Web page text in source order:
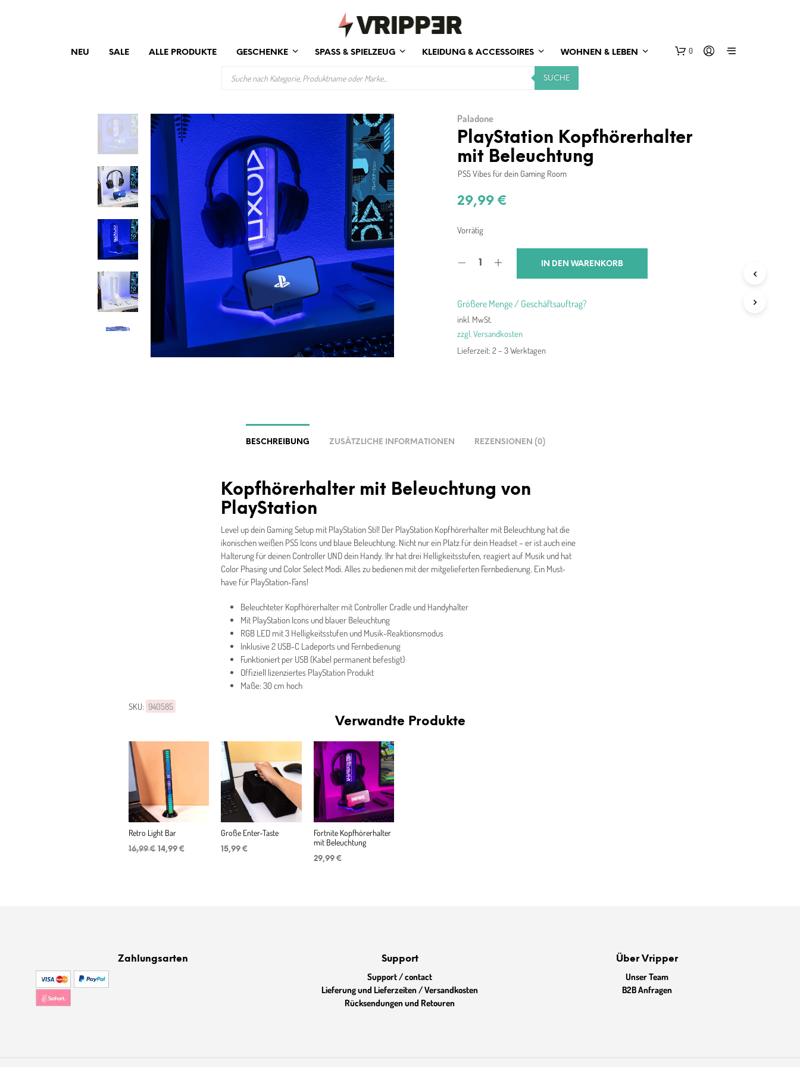
NEU SALE ALLE PRODUKTE GESCHENKE SPASS & SPIELZEUG KLEIDUNG & ACCESSOIRES WOHNEN & LEBEN 0
SUCHE
Paladone
PlayStation Kopfhörerhalter
mit Beleuchtung
PS5 Vibes für dein Gaming Room
29,99€
Vorrätig
IN DEN WARENKORB
Größere Menge / Geschäftsauftrag?
inkl. MwSt.
zzgl. Versandkosten
Lieferzeit:2 – 3 Werktagen
BESCHREIBUNG ZUSÄTZLICHE INFORMATIONEN REZENSIONEN (0)
Kopfhörerhalter mit Beleuchtung von
PlayStation
Level up dein Gaming Setup mit PlayStation Stil! Der PlayStation Kopfhörerhalter mit Beleuchtung hat die
ikonischen weißen PS5 Icons und blaue Beleuchtung. Nicht nur ein Platz für dein Headset – er ist auch eine
Halterung für deinen Controller UND dein Handy. Ihr hat drei Helligkeitsstufen, reagiert auf Musik und hat
Color Phasing und Color Select Modi. Alles zu bedienen mit der mitgelieferten Fernbedienung. Ein Must-
have für PlayStation-Fans!
Beleuchteter Kopfhörerhalter mit Controller Cradle und Handyhalter
Mit PlayStation Icons und blauer Beleuchtung
RGB LED mit 3 Helligkeitsstufen und Musik-Reaktionsmodus
Inklusive 2 USB-C Ladeports und Fernbedienung
Funktioniert per USB (Kabel permanent befestigt)
Offiziell lizenziertes PlayStation Produkt
Maße: 30 cm hoch
SKU: 940585
Verwandte Produkte
Retro Light Bar
16,99€ Ursprünglicher
14,99 €
Große Enter-Taste
15,99 €
Fortnite Kopfhörerhalter
mit Beleuchtung
29,99 €
Zahlungsarten Support
Support / contact
Lieferung und Lieferzeiten / Versandkosten
Rücksendungen und Retouren
Über Vripper
Unser Team
B2B Anfragen